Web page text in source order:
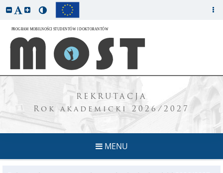
REKRUTACJA
Rok akademicki 2026/2027
MENU